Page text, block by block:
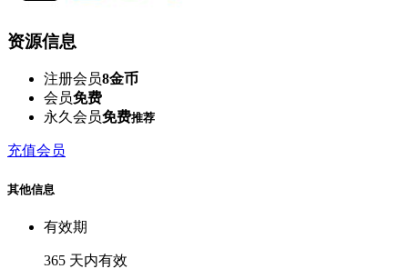
资源信息
注册会员8金币
会员免费
永久会员免费推荐
充值会员
其他信息
有效期
365 天内有效